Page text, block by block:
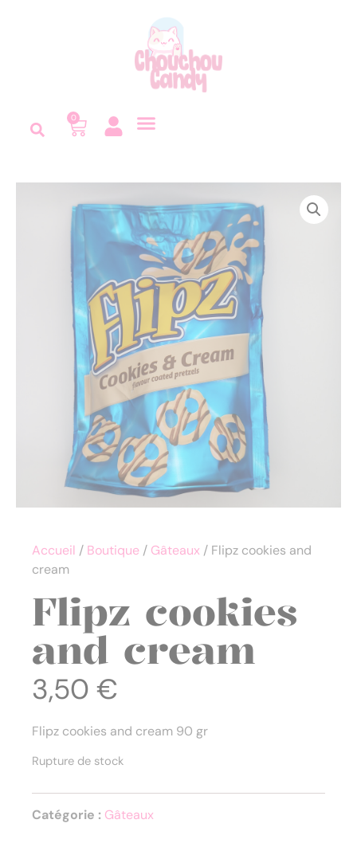
0
Accueil / Boutique / Gâteaux / Flipz cookies and
cream
Flipz cookies
and cream
3,50 €
Flipz cookies and cream 90 gr
Rupture de stock
Catégorie : Gâteaux